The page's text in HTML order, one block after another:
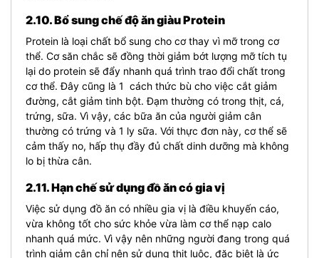
2.10. Bổ sung chế độ ăn giàu Protein
Protein là loại chất bổ sung cho cơ thay vì mỡ trong cơ
thể. Cơ săn chắc sẽ đồng thời giảm bớt lượng mỡ tích tụ
lại do protein sẽ đẩy nhanh quá trình trao đổi chất trong
cơ thể. Đây cũng là 1 cách thức bù cho việc cắt giảm
đường, cắt giảm tinh bột. Đạm thường có trong thịt, cá,
trứng, sữa. Vì vậy, các bữa ăn của người giảm cân
thường có trứng và 1 ly sữa. Với thực đơn này, cơ thể sẽ
cảm thấy no, hấp thụ đầy đủ chất dinh dưỡng mà không
lo bị thừa cân.
2.11. Hạn chế sử dụng đồ ăn có gia vị
Việc sử dụng đồ ăn có nhiều gia vị là điều khuyến cáo,
vừa không tốt cho sức khỏe vừa làm cơ thể nạp calo
nhanh quá mức. Vì vậy nên những người đang trong quá
trình giảm cân chỉ nên sử dụng thịt luộc, đặc biệt là ức